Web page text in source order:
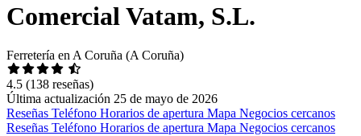
Comercial Vatam, S.L.
Ferretería en A Coruña (A Coruña)
4.5 (138 reseñas)
Última actualización 25 de mayo de 2026
Reseñas Teléfono Horarios de apertura Mapa Negocios cercanos
Reseñas Teléfono Horarios de apertura Mapa Negocios cercanos